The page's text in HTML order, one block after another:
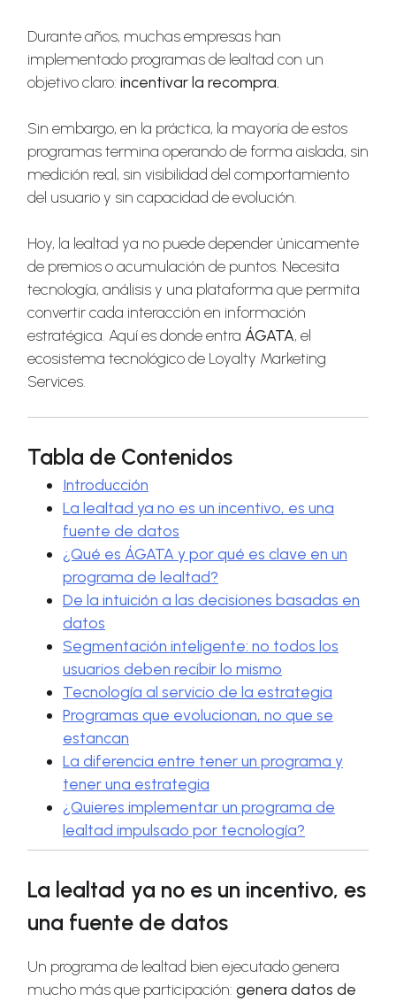
Durante años, muchas empresas han
implementado programas de lealtad con un
objetivo claro: incentivar la recompra.
Sin embargo, en la práctica, la mayoría de estos
programas termina operando de forma aislada, sin
medición real, sin visibilidad del comportamiento
del usuario y sin capacidad de evolución.
Hoy, la lealtad ya no puede depender únicamente
de premios o acumulación de puntos. Necesita
tecnología, análisis y una plataforma que permita
convertir cada interacción en información
estratégica. Aquí es donde entra ÁGATA, el
ecosistema tecnológico de Loyalty Marketing
Services.
Tabla de Contenidos
Introducción
La lealtad ya no es un incentivo, es una
fuente de datos
¿Qué es ÁGATA y por qué es clave en un
programa de lealtad?
De la intuición a las decisiones basadas en
datos
Segmentación inteligente: no todos los
usuarios deben recibir lo mismo
Tecnología al servicio de la estrategia
Programas que evolucionan, no que se
estancan
La diferencia entre tener un programa y
tener una estrategia
¿Quieres implementar un programa de
lealtad impulsado por tecnología?
La lealtad ya no es un incentivo, es
una fuente de datos
Un programa de lealtad bien ejecutado genera
mucho más que participación: genera datos de